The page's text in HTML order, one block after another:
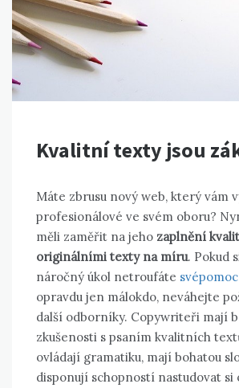
Kvalitní texty jsou
Máte zbrusu nový web, který vám
profesionálové ve svém oboru?
měli zaměřit na jeho zaplnění
originálními texty na míru. Pokud
náročný úkol netroufáte
opravdu jen málokdo, neváhejte
další odborníky. Copywriteři mají
zkušenosti s psaním kvalitních
ovládají gramatiku, mají bohatou
disponují schopností nastudovat si